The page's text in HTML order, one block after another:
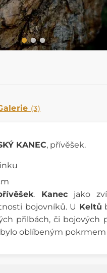
(3)
KANEC, přívěšek.
. Kanecjako
bojovníků. U Keltů
přilbách, či bojových
oblíbeným